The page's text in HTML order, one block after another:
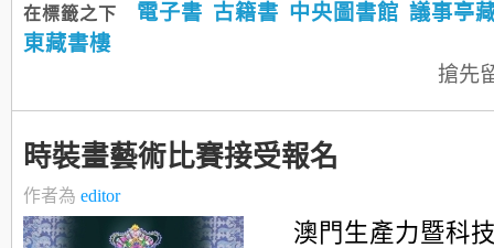
在標籤之下 電子書 古籍書 中央圖書館 議事亭
東藏書樓
搶先
時裝畫藝術比賽接受報名
作者為 editor
澳門生產力暨科